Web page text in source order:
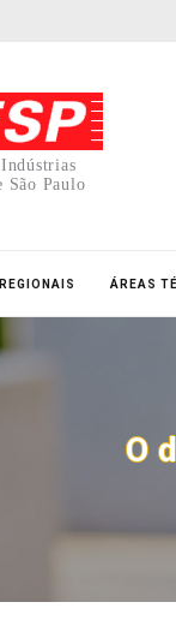
São Paulo
REGIONAIS ÁREAS
O